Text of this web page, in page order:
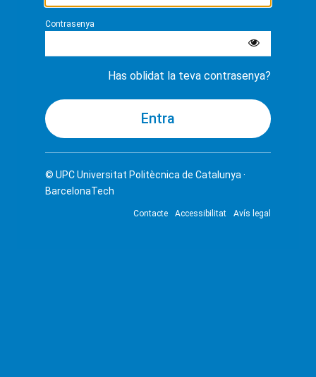
Contrasenya
Has oblidat la teva contrasenya?
© UPCUniversitat Politècnica de Catalunya ·
BarcelonaTech
Contacte Accessibilitat Avís legal